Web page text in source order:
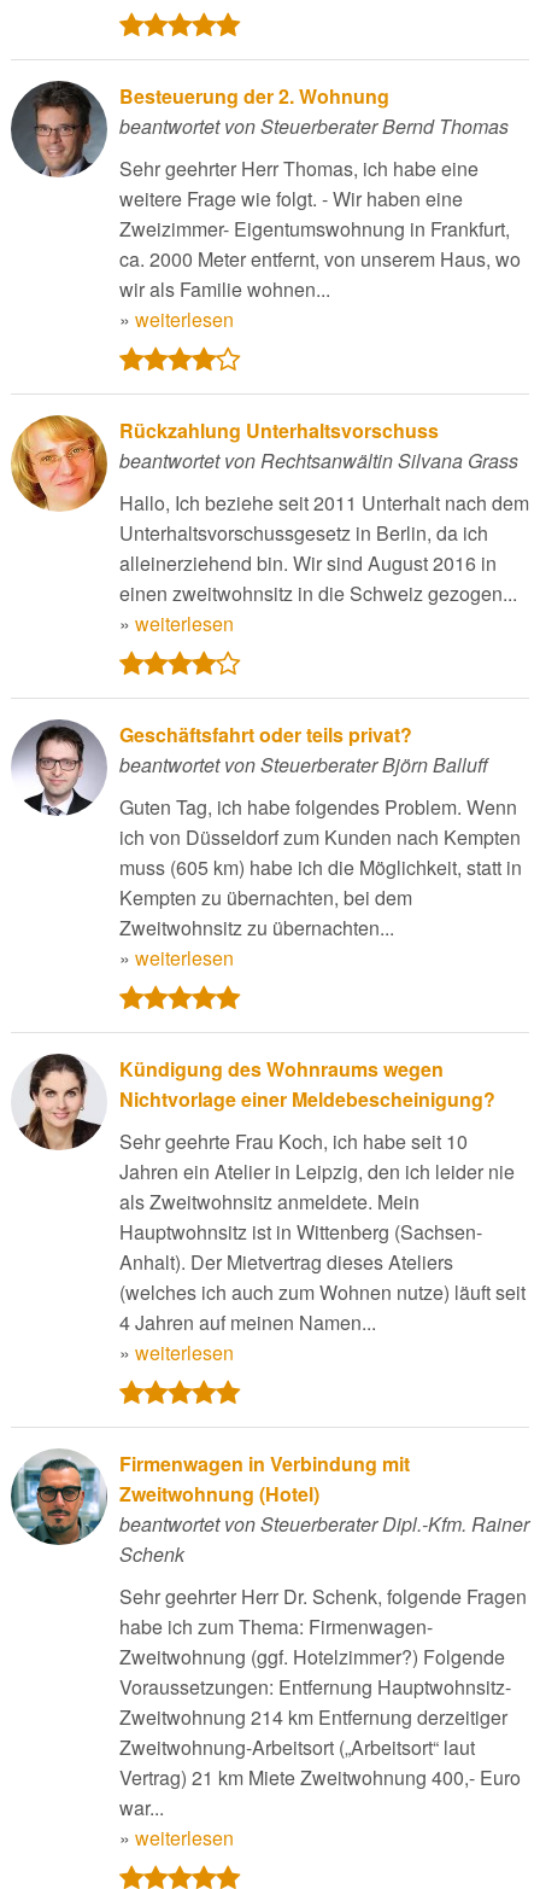
Besteuerung der 2. Wohnung
beantwortet von Steuerberater Bernd Thomas
Sehr geehrter Herr Thomas, ich habe eine
weitere Frage wie folgt. - Wir haben eine
Zweizimmer- Eigentumswohnung in Frankfurt,
ca. 2000 Meter entfernt, von unserem Haus, wo
wir als Familie wohnen...
» weiterlesen
Rückzahlung Unterhaltsvorschuss
beantwortet von Rechtsanwältin Silvana Grass
Hallo, Ich beziehe seit 2011 Unterhalt nach dem
Unterhaltsvorschussgesetz in Berlin, da ich
alleinerziehend bin. Wir sind August 2016 in
einen zweitwohnsitz in die Schweiz gezogen...
» weiterlesen
Geschäftsfahrt oder teils privat?
beantwortet von Steuerberater Björn Balluff
Guten Tag, ich habe folgendes Problem. Wenn
ich von Düsseldorf zum Kunden nach Kempten
muss (605 km) habe ich die Möglichkeit, statt in
Kempten zu übernachten, bei dem
Zweitwohnsitz zu übernachten...
» weiterlesen
Kündigung des Wohnraums wegen
Nichtvorlage einer Meldebescheinigung?
Sehr geehrte Frau Koch, ich habe seit 10
Jahren ein Atelier in Leipzig, den ich leider nie
als Zweitwohnsitz anmeldete. Mein
Hauptwohnsitz ist in Wittenberg (Sachsen-
Anhalt). Der Mietvertrag dieses Ateliers
(welches ich auch zum Wohnen nutze) läuft seit
4 Jahren auf meinen Namen...
» weiterlesen
Firmenwagen in Verbindung mit
Zweitwohnung (Hotel)
beantwortet von Steuerberater Dipl.-Kfm. Rainer
Schenk
Sehr geehrter Herr Dr. Schenk, folgende Fragen
habe ich zum Thema: Firmenwagen-
Zweitwohnung (ggf. Hotelzimmer?) Folgende
Voraussetzungen: Entfernung Hauptwohnsitz-
Zweitwohnung 214 km Entfernung derzeitiger
Zweitwohnung-Arbeitsort („Arbeitsort“ laut
Vertrag) 21 km Miete Zweitwohnung 400,- Euro
war...
» weiterlesen